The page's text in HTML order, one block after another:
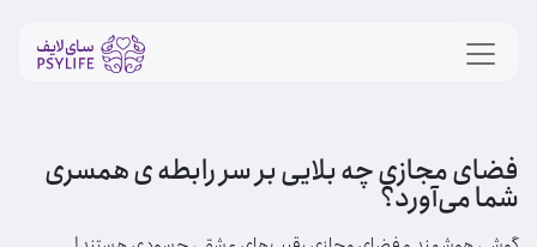
فضای مجازی چه بلایی بر سر رابطه ی همسری
شما می‌آورد؟